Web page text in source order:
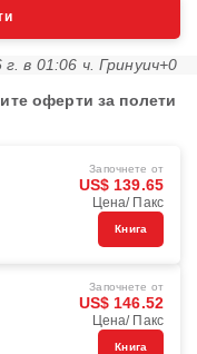
в 01:06 ч. Гринуич+0
оферти за полети
Започнете от
US$ 139.65
Цена/ Пакс
Книга
Започнете от
US$ 146.52
Цена/ Пакс
Книга